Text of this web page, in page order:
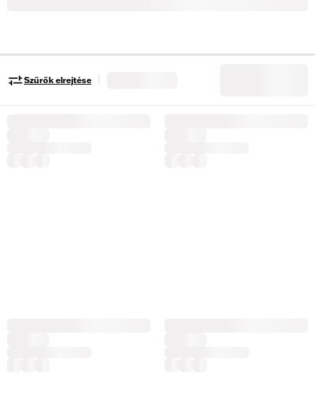
Szűrők elrejtése